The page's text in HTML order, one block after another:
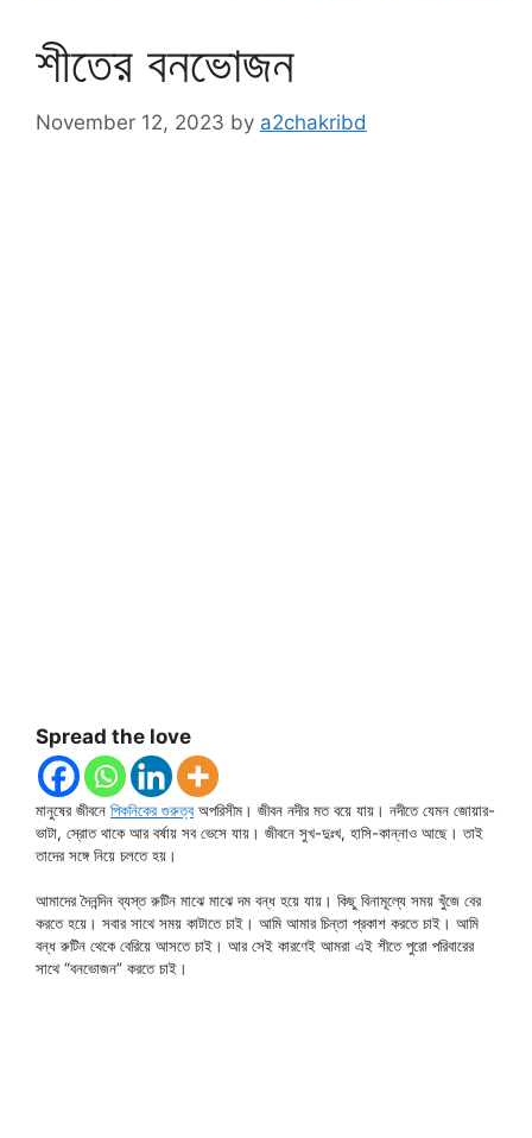
শীতের বনভোজন
November 12, 2023 by a2chakribd
Spread the love
মানুষের জীবনে পিকনিকের গুরুত্ব অপরিসীম। জীবন নদীর মত বয়ে যায়। নদীতে যেমন জোয়ার-
ভাটা, স্রোত থাকে আর বর্ষায় সব ভেসে যায়। জীবনে সুখ-দুঃখ, হাসি-কান্নাও আছে। তাই
তাদের সঙ্গে নিয়ে চলতে হয়।
আমাদের দৈনন্দিন ব্যস্ত রুটিন মাঝে মাঝে দম বন্ধ হয়ে যায়। কিছু বিনামূল্যে সময় খুঁজে বের
করতে হয়ে। সবার সাথে সময় কাটাতে চাই। আমি আমার চিন্তা প্রকাশ করতে চাই। আমি
বন্ধ রুটিন থেকে বেরিয়ে আসতে চাই। আর সেই কারণেই আমরা এই শীতে পুরো পরিবারের
সাথে “বনভোজন” করতে চাই।